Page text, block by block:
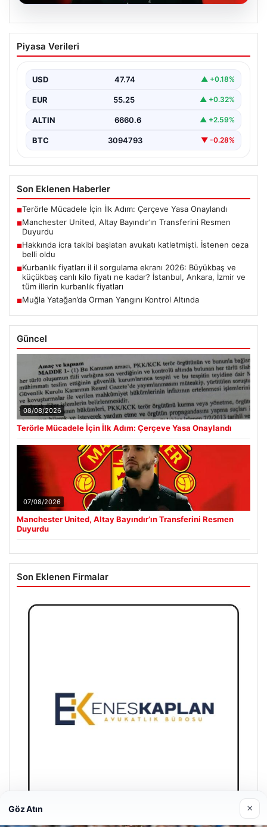
Manchester United, Altay Bayındır’ın
Transferini Resmen Duyurdu
beklenen haberi duyurdu ve transferde sona…
Piyasa Verileri
USD 47.74 ▲ +0.18%
EUR 55.25 ▲ +0.32%
ALTIN 6660.6 ▲ +2.59%
BTC 3094793 ▼ -0.28%
Son Eklenen Haberler
■Terörle Mücadele İçin İlk Adım: Çerçeve Yasa Onaylandı
■Manchester United, Altay Bayındır’ın Transferini Resmen
Duyurdu
■Hakkında icra takibi başlatan avukatı katletmişti. İstenen ceza
belli oldu
■Kurbanlık fiyatları il il sorgulama ekranı 2026: Büyükbaş ve
küçükbaş canlı kilo fiyatı ne kadar? İstanbul, Ankara, İzmir ve
tüm illerin kurbanlık fiyatları
■Muğla Yatağan’da Orman Yangını Kontrol Altında
Güncel
08/08/2026
Terörle Mücadele İçin İlk Adım: Çerçeve Yasa Onaylandı
07/08/2026
Manchester United, Altay Bayındır’ın Transferini Resmen
Duyurdu
Son Eklenen Firmalar
Göz Atın ×